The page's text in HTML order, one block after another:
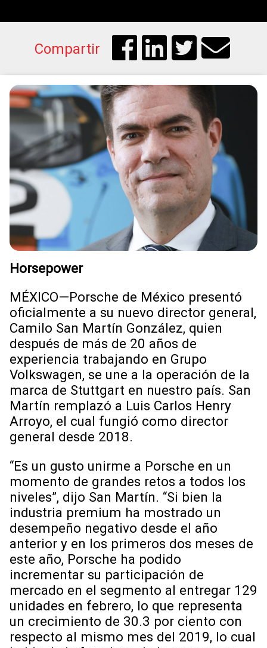
Compartir
Horsepower
MÉXICO—Porsche de México presentó
oficialmente a su nuevo director general,
Camilo San Martín González, quien
después de más de 20 años de
experiencia trabajando en Grupo
Volkswagen, se une a la operación de la
marca de Stuttgart en nuestro país. San
Martín remplazó a Luis Carlos Henry
Arroyo, el cual fungió como director
general desde 2018.
“Es un gusto unirme a Porsche en un
momento de grandes retos a todos los
niveles”, dijo San Martín. “Si bien la
industria premium ha mostrado un
desempeño negativo desde el año
anterior y en los primeros dos meses de
este año, Porsche ha podido
incrementar su participación de
mercado en el segmento al entregar 129
unidades en febrero, lo que representa
un crecimiento de 30.3 por ciento con
respecto al mismo mes del 2019, lo cual